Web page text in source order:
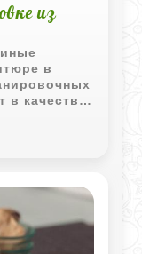
из
в
в качестве
соуса.
трапезы,